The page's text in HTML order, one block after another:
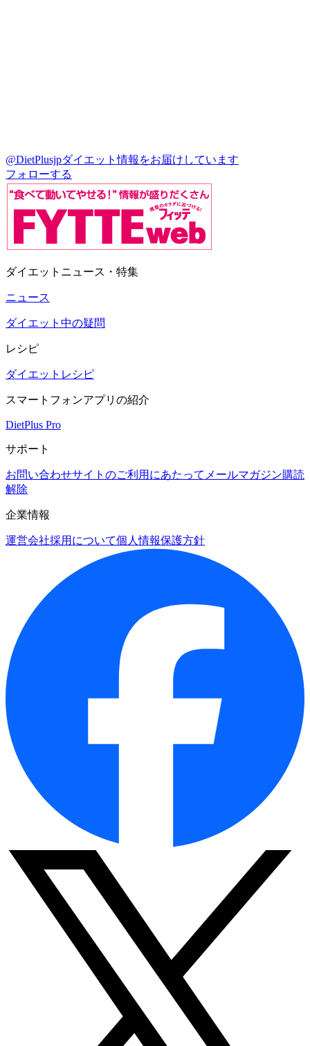
@DietPlusjpダイエット情報をお届けしています
フォローする
ダイエットニュース・特集
ニュース
ダイエット中の疑問
レシピ
ダイエットレシピ
スマートフォンアプリの紹介
DietPlus Pro
サポート
お問い合わせサイトのご利用にあたって メールマガジン購読
解除
企業情報
運営会社採用について個人情報保護方針